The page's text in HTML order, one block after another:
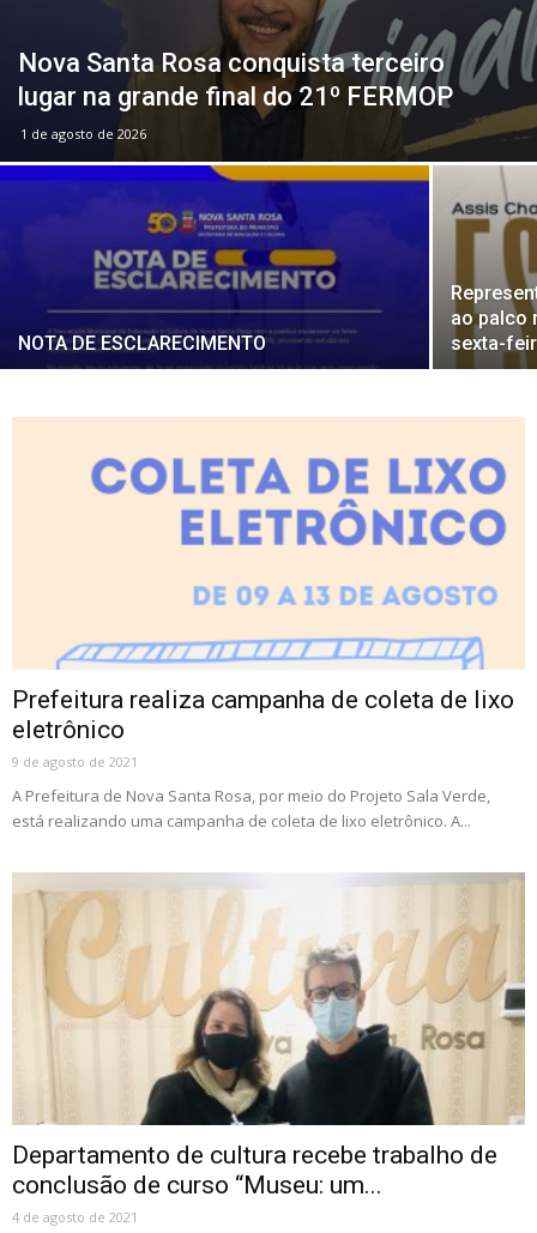
Nova Santa Rosa conquista terceiro
lugar na grande final do 21º FERMOP
1 de agosto de 2026
NOTA DE ESCLARECIMENTO
ao palco
sexta-
Prefeitura realiza campanha de coleta de lixo
eletrônico
9 de agosto de 2021
A Prefeitura de Nova Santa Rosa, por meio do Projeto Sala Verde,
está realizando uma campanha de coleta de lixo eletrônico. A...
Departamento de cultura recebe trabalho de
conclusão de curso “Museu: um...
4 de agosto de 2021